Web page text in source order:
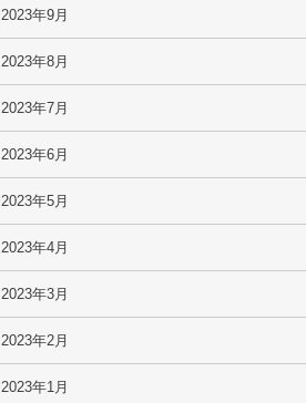
2023年9月
2023年8月
2023年7月
2023年6月
2023年5月
2023年4月
2023年3月
2023年2月
2023年1月